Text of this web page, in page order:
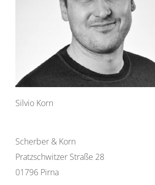
Silvio Korn
Scherber & Korn
Pratzschwitzer Straße 28
01796 Pirna